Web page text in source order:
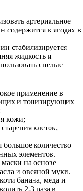
артериальное
содержится в ягодах в
стабилизируется
жидкость и
спелые
применение в
и тонизирующих
кожи;
клеток;
большое количество
элементов.
на основе
и овсяной муки.
банана, меда и
2-3 раза в